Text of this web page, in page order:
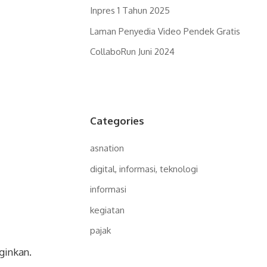
Inpres 1 Tahun 2025
Laman Penyedia Video Pendek Gratis
CollaboRun Juni 2024
Categories
asnation
digital, informasi, teknologi
informasi
kegiatan
pajak